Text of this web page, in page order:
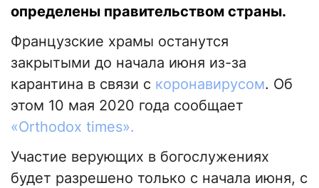
определены правительством страны.
Французские храмы останутся
закрытыми до начала июня из-за
карантина в связи с коронавирусом. Об
этом 10 мая 2020 года сообщает
«Orthodox times».
Участие верующих в богослужениях
будет разрешено только с начала июня, с